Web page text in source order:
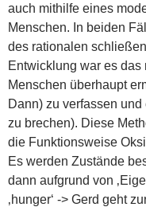
auch mithilfe eines
Menschen. In beiden
des rationalen
Entwicklung war es
Menschen überhaupt
Dann) zu verfassen
zu brechen). Diese
die Funktionsweise
Es werden Zustände
dann aufgrund von
‚hunger‘ -> Gerd geht